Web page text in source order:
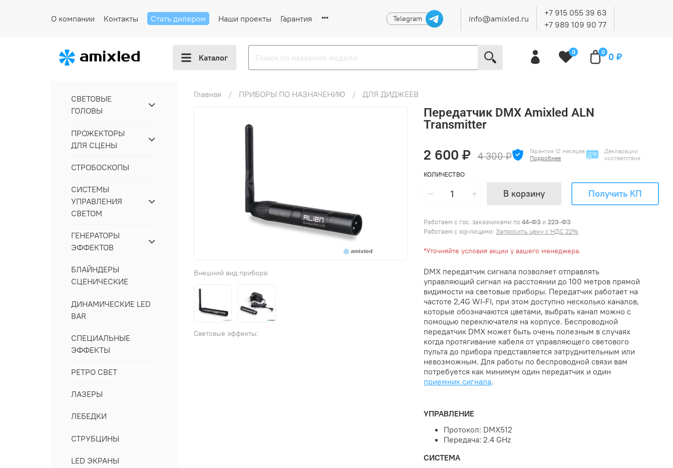
О компании Контакты Стать дилером Наши проекты Гарантия Telegram info@amixled.ru
+7 915 055 39 63
+7 989 109 90 77
Каталог
0 0 0 ₽
Главная ПРИБОРЫ ПО НАЗНАЧЕНИЮ ДЛЯ ДИДЖЕЕВ
Передатчик DMX Amixled ALN
Transmitter
2 600 ₽ 4 300 ₽
Гарантия 12 месяцев
Подробнее
Декларации
соответствия
КОЛИЧЕСТВО
В корзину Получить КП
Работаем с гос. заказчиками по44-ФЗ и223-ФЗ
Работаем с юр-лицами: Запросить цену с НДС 22%
*Уточняйте условия акции у вашего менеджера.
DMX передатчик сигнала позволяет отправлять
управляющий сигнал на расстоянии до 100 метров прямой
видимости на световые приборы. Передатчик работает на
частоте 2,4G WI-FI, при этом доступно несколько каналов,
которые обозначаются цветами, выбрать канал можно с
помощью переключателя на корпусе. Беспроводной
передатчик DMX может быть очень полезным в случаях
когда протягивание кабеля от управляющего светового
пульта до прибора представляется затруднительным или
невозможным. Для работы по беспроводной связи вам
потребуется как минимум один передатчик и один
приемник сигнала.
УПРАВЛЕНИЕ
Протокол: DMX512
Передача: 2.4 GHz
СИСТЕМА
СВЕТОВЫЕ
ГОЛОВЫ
ПРОЖЕКТОРЫ
ДЛЯ СЦЕНЫ
СТРОБОСКОПЫ
СИСТЕМЫ
УПРАВЛЕНИЯ
СВЕТОМ
ГЕНЕРАТОРЫ
ЭФФЕКТОВ
БЛАЙНДЕРЫ
СЦЕНИЧЕСКИЕ
ДИНАМИЧЕСКИЕ LED
BAR
СПЕЦИАЛЬНЫЕ
ЭФФЕКТЫ
РЕТРО СВЕТ
ЛАЗЕРЫ
ЛЕБЕДКИ
СТРУБЦИНЫ
LED ЭКРАНЫ